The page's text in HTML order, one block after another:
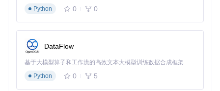
prompt =
"1girl, blue hair, school uniform, smile, cherry
negative_prompt = "nsfw, lowres, text, error, missing"
image = pipe(prompt,
# 保存结果
你尝试过哪些提示词组合？不同的形容词会如何影响最终结
Python
0 0
DataFlow
基于大模型算子和工作流的高效文本大模型训练数据合成框架
Python
0 5